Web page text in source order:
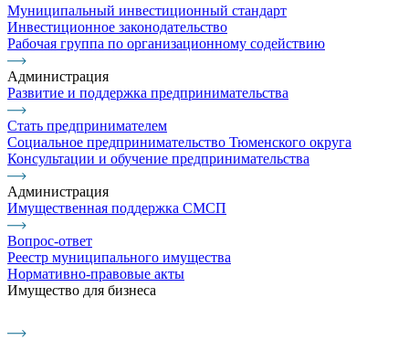
Муниципальный инвестиционный стандарт
Инвестиционное законодательство
Рабочая группа по организационному содействию
Администрация
Развитие и поддержка предпринимательства
Стать предпринимателем
Социальное предпринимательство Тюменского округа
Консультации и обучение предпринимательства
Администрация
Имущественная поддержка СМСП
Вопрос-ответ
Реестр муниципального имущества
Нормативно-правовые акты
Имущество для бизнеса